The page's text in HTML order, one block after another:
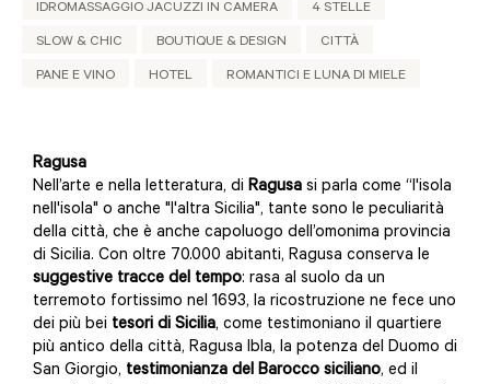
IDROMASSAGGIO JACUZZI IN CAMERA 4 STELLE
SLOW & CHIC BOUTIQUE & DESIGN CITTÀ
PANE E VINO HOTEL ROMANTICI E LUNA DI MIELE
Ragusa
Nell’arte e nella letteratura, di Ragusa si parla come “l'isola
nell'isola" o anche "l'altra Sicilia", tante sono le peculiarità
della città, che è anche capoluogo dell’omonima provincia
di Sicilia. Con oltre 70.000 abitanti, Ragusa conserva le
suggestive tracce del tempo: rasa al suolo da un
terremoto fortissimo nel 1693, la ricostruzione ne fece uno
dei più bei tesori di Sicilia, come testimoniano il quartiere
più antico della città, Ragusa Ibla, la potenza del Duomo di
San Giorgio, testimonianza del Barocco siciliano, ed il